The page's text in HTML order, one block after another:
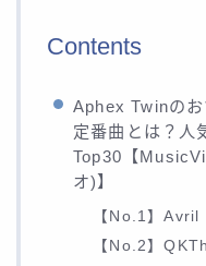
Contents
Aphex Twinのお
定番曲とは？人
Top30【
オ)】
【No.1】Avril
【No.2】